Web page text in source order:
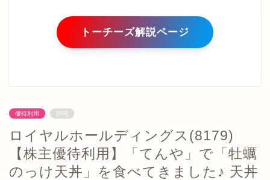
トーチーズ解説ページ
優待利用 [PR]
ロイヤルホールディングス(8179)
【株主優待利用】「てんや」で「牡蠣
のっけ天丼」を食べてきました♪ 天丼